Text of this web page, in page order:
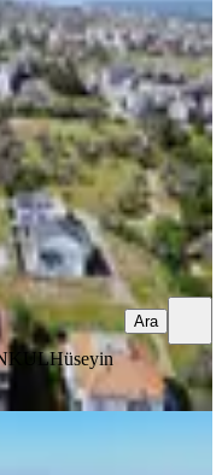
30.06.2026
Hüseyin
Ara